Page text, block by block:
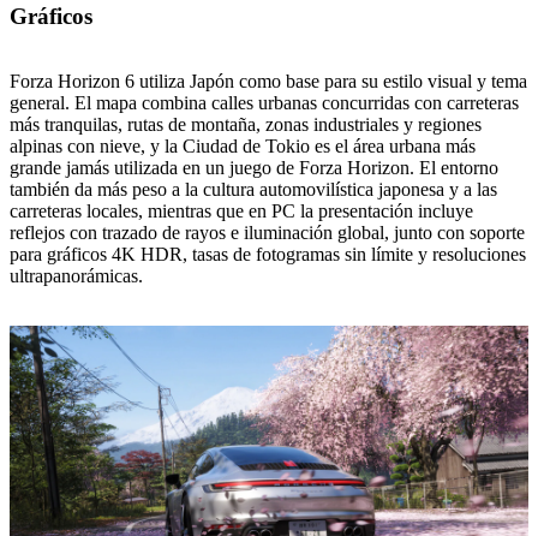
Gráficos
Forza Horizon 6 utiliza Japón como base para su estilo visual y tema
general. El mapa combina calles urbanas concurridas con carreteras
más tranquilas, rutas de montaña, zonas industriales y regiones
alpinas con nieve, y la Ciudad de Tokio es el área urbana más
grande jamás utilizada en un juego de Forza Horizon. El entorno
también da más peso a la cultura automovilística japonesa y a las
carreteras locales, mientras que en PC la presentación incluye
reflejos con trazado de rayos e iluminación global, junto con soporte
para gráficos 4K HDR, tasas de fotogramas sin límite y resoluciones
ultrapanorámicas.